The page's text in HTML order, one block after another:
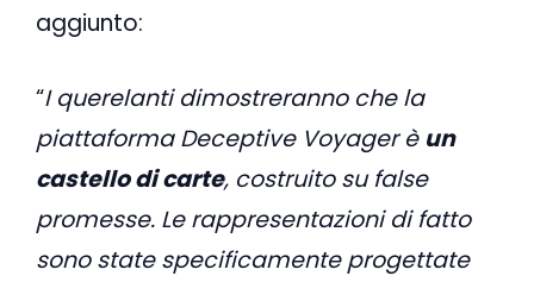
aggiunto:
“I querelanti dimostreranno che la
piattaforma Deceptive Voyager è un
castello di carte, costruito su false
promesse. Le rappresentazioni di fatto
sono state specificamente progettate